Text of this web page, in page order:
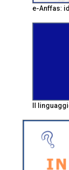
e-Anffas:
Il